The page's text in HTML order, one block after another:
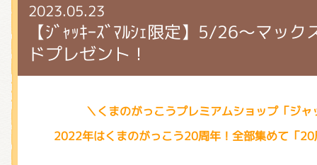
2023.05.23
【ｼﾞｬｯｷｰｽﾞﾏﾙｼｪ限定】5/26～マッ
ドプレゼント！
＼くまのがっこうプレミアムショップ「ジ
2022年はくまのがっこう20周年！全部集めて「
絵本・作家紹介